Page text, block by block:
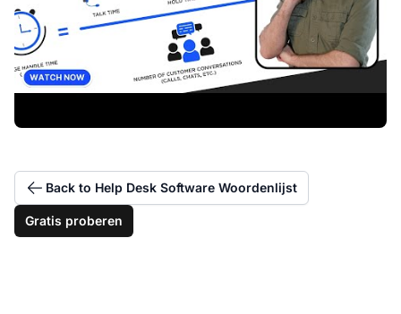
Back to Help Desk Software Woordenlijst
Gratis proberen